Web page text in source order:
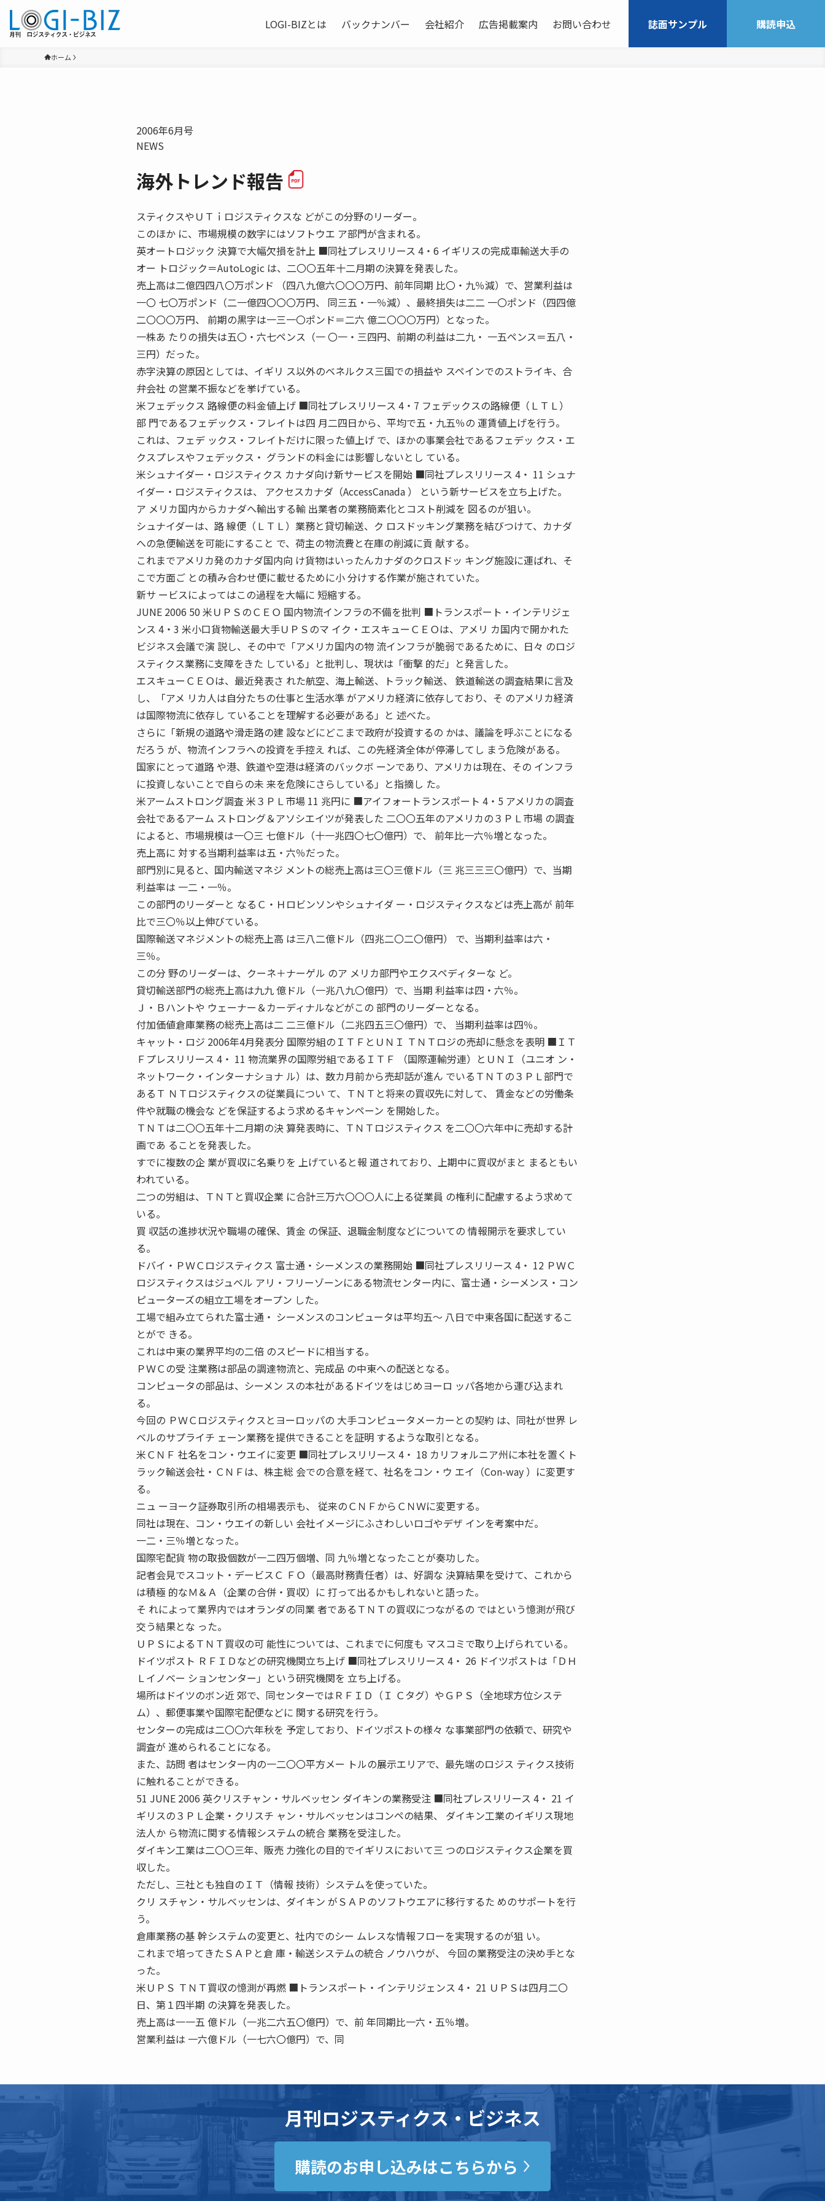
LOGI-BIZとは バックナンバー 会社紹介 広告掲載案内 お問い合わせ 誌面サンプル 購読申込
ホーム
2006年6月号
NEWS
海外トレンド報告
スティクスやＵＴｉロジスティクスな どがこの分野のリーダー。
このほか に、市場規模の数字にはソフトウエ ア部門が含まれる。
英オートロジック 決算で大幅欠損を計上 ■同社プレスリリース 4・6 イギリスの完成車輸送大手の
オー トロジック＝AutoLogic は、二〇〇五年十二月期の決算を発表した。
売上高は二億四四八〇万ポンド （四八九億六〇〇〇万円、前年同期 比〇・九％減）で、営業利益は
一〇 七〇万ポンド（二一億四〇〇〇万円、 同三五・一％減）、最終損失は二二 一〇ポンド（四四億
二〇〇〇万円、 前期の黒字は一三一〇ポンド＝二六 億二〇〇〇万円）となった。
一株あ たりの損失は五〇・六七ペンス（一 〇一・三四円、前期の利益は二九・ 一五ペンス＝五八・
三円）だった。
赤字決算の原因としては、イギリ ス以外のベネルクス三国での損益や スペインでのストライキ、合
弁会社 の営業不振などを挙げている。
米フェデックス 路線便の料金値上げ ■同社プレスリリース 4・7 フェデックスの路線便（ＬＴＬ）
部 門であるフェデックス・フレイトは四 月二四日から、平均で五・九五％の 運賃値上げを行う。
これは、フェデ ックス・フレイトだけに限った値上げ で、ほかの事業会社であるフェデッ クス・エ
クスプレスやフェデックス・ グランドの料金には影響しないとし ている。
米シュナイダー・ロジスティクス カナダ向け新サービスを開始 ■同社プレスリリース 4・ 11 シュナ
イダー・ロジスティクスは、 アクセスカナダ（AccessCanada ） という新サービスを立ち上げた。
ア メリカ国内からカナダへ輸出する輸 出業者の業務簡素化とコスト削減を 図るのが狙い。
シュナイダーは、路 線便（ＬＴＬ）業務と貸切輸送、ク ロスドッキング業務を結びつけて、カナダ
への急便輸送を可能にすること で、荷主の物流費と在庫の削減に貢 献する。
これまでアメリカ発のカナダ国内向 け貨物はいったんカナダのクロスドッ キング施設に運ばれ、そ
こで方面ご との積み合わせ便に載せるために小 分けする作業が施されていた。
新サ ービスによってはこの過程を大幅に 短縮する。
JUNE 2006 50 米ＵＰＳのＣＥＯ 国内物流インフラの不備を批判 ■トランスポート・インテリジェ
ンス 4・3 米小口貨物輸送最大手ＵＰＳのマ イク・エスキューＣＥＯは、アメリ カ国内で開かれた
ビジネス会議で演 説し、その中で「アメリカ国内の物 流インフラが脆弱であるために、日々 のロジ
スティクス業務に支障をきた している」と批判し、現状は「衝撃 的だ」と発言した。
エスキューＣＥＯは、最近発表さ れた航空、海上輸送、トラック輸送、 鉄道輸送の調査結果に言及
し、「アメ リカ人は自分たちの仕事と生活水準 がアメリカ経済に依存しており、そ のアメリカ経済
は国際物流に依存し ていることを理解する必要がある」と 述べた。
さらに「新規の道路や滑走路の建 設などにどこまで政府が投資するの かは、議論を呼ぶことになる
だろう が、物流インフラへの投資を手控え れば、この先経済全体が停滞してし まう危険がある。
国家にとって道路 や港、鉄道や空港は経済のバックボ ーンであり、アメリカは現在、その インフラ
に投資しないことで自らの未 来を危険にさらしている」と指摘し た。
米アームストロング調査 米３ＰＬ市場 11 兆円に ■アイフォートランスポート 4・5 アメリカの調査
会社であるアーム ストロング＆アソシエイツが発表した 二〇〇五年のアメリカの３ＰＬ市場 の調査
によると、市場規模は一〇三 七億ドル（十一兆四〇七〇億円）で、 前年比一六％増となった。
売上高に 対する当期利益率は五・六％だった。
部門別に見ると、国内輸送マネジ メントの総売上高は三〇三億ドル（三 兆三三三〇億円）で、当期
利益率は 一二・一％。
この部門のリーダーと なるＣ・Ｈロビンソンやシュナイダ ー・ロジスティクスなどは売上高が 前年
比で三〇％以上伸びている。
国際輸送マネジメントの総売上高 は三八二億ドル（四兆二〇二〇億円） で、当期利益率は六・
三％。
この分 野のリーダーは、クーネ＋ナーゲル のア メリカ部門やエクスペディターな ど。
貸切輸送部門の総売上高は九九 億ドル（一兆八九〇億円）で、当期 利益率は四・六％。
Ｊ・Ｂハントや ウェーナー＆カーディナルなどがこの 部門のリーダーとなる。
付加価値倉庫業務の総売上高は二 二三億ドル（二兆四五三〇億円）で、 当期利益率は四％。
キャット・ロジ 2006年4月発表分 国際労組のＩＴＦとＵＮＩ ＴＮＴロジの売却に懸念を表明 ■ＩＴ
Ｆプレスリリース 4・ 11 物流業界の国際労組であるＩＴＦ （国際運輸労連）とＵＮＩ（ユニオ ン・
ネットワーク・インターナショナ ル）は、数カ月前から売却話が進ん でいるＴＮＴの３ＰＬ部門で
あるＴ ＮＴロジスティクスの従業員につい て、ＴＮＴと将来の買収先に対して、 賃金などの労働条
件や就職の機会な どを保証するよう求めるキャンペーン を開始した。
ＴＮＴは二〇〇五年十二月期の決 算発表時に、ＴＮＴロジスティクス を二〇〇六年中に売却する計
画であ ることを発表した。
すでに複数の企 業が買収に名乗りを 上げていると報 道されており、上期中に買収がまと まるともい
われている。
二つの労組は、ＴＮＴと買収企業 に合計三万六〇〇〇人に上る従業員 の権利に配慮するよう求めて
いる。
買 収話の進捗状況や職場の確保、賃金 の保証、退職金制度などについての 情報開示を要求してい
る。
ドバイ・ＰＷＣロジスティクス 富士通・シーメンスの業務開始 ■同社プレスリリース 4・ 12 ＰＷＣ
ロジスティクスはジュベル アリ・フリーゾーンにある物流センター内に、富士通・シーメンス・コン
ピューターズの組立工場をオープン した。
工場で組み立てられた富士通・ シーメンスのコンピュータは平均五〜 八日で中東各国に配送するこ
とがで きる。
これは中東の業界平均の二倍 のスピードに相当する。
ＰＷＣの受 注業務は部品の調達物流と、完成品 の中東への配送となる。
コンピュータの部品は、シーメン スの本社があるドイツをはじめヨーロ ッパ各地から運び込まれ
る。
今回の ＰＷＣロジスティクスとヨーロッパの 大手コンピュータメーカーとの契約 は、同社が世界 レ
ベルのサプライチ ェーン業務を提供できることを証明 するような取引となる。
米ＣＮＦ 社名をコン・ウエイに変更 ■同社プレスリリース 4・ 18 カリフォルニア州に本社を置くト
ラック輸送会社・ＣＮＦは、株主総 会での合意を経て、社名をコン・ウ エイ（Con-way ）に変更す
る。
ニュ ーヨーク証券取引所の相場表示も、 従来のＣＮＦからＣＮＷに変更する。
同社は現在、コン・ウエイの新しい 会社イメージにふさわしいロゴやデザ インを考案中だ。
一二・三％増となった。
国際宅配貨 物の取扱個数が一二四万個増、同 九％増となったことが奏功した。
記者会見でスコット・デービスＣ ＦＯ（最高財務責任者）は、好調な 決算結果を受けて、これから
は積極 的なＭ＆Ａ（企業の合併・買収）に 打って出るかもしれないと語った。
そ れによって業界内ではオランダの同業 者であるＴＮＴの買収につながるの ではという憶測が飛び
交う結果とな った。
ＵＰＳによるＴＮＴ買収の可 能性については、これまでに何度も マスコミで取り上げられている。
ドイツポスト ＲＦＩＤなどの研究機関立ち上げ ■同社プレスリリース 4・ 26 ドイツポストは「ＤＨ
Ｌイノベー ションセンター」という研究機関を 立ち上げる。
場所はドイツのボン近 郊で、同センターではＲＦＩＤ（Ｉ Ｃタグ）やＧＰＳ（全地球方位システ
ム）、郵便事業や国際宅配便などに 関する研究を行う。
センターの完成は二〇〇六年秋を 予定しており、ドイツポストの様々 な事業部門の依頼で、研究や
調査が 進められることになる。
また、訪問 者はセンター内の一二〇〇平方メー トルの展示エリアで、最先端のロジス ティクス技術
に触れることができる。
51 JUNE 2006 英クリスチャン・サルベッセン ダイキンの業務受注 ■同社プレスリリース 4・ 21 イ
ギリスの３ＰＬ企業・クリスチ ャン・サルベッセンはコンペの結果、 ダイキン工業のイギリス現地
法人か ら物流に関する情報システムの統合 業務を受注した。
ダイキン工業は二〇〇三年、販売 力強化の目的でイギリスにおいて三 つのロジスティクス企業を買
収した。
ただし、三社とも独自のＩＴ（情報 技術）システムを使っていた。
クリ スチャン・サルベッセンは、ダイキン がＳＡＰのソフトウエアに移行するた めのサポートを行
う。
倉庫業務の基 幹システムの変更と、社内でのシー ムレスな情報フローを実現するのが狙 い。
これまで培ってきたＳＡＰと倉 庫・輸送システムの統合 ノウハウが、 今回の業務受注の決め手とな
った。
米ＵＰＳ ＴＮＴ買収の憶測が再燃 ■トランスポート・インテリジェンス 4・ 21 ＵＰＳは四月二〇
日、第１四半期 の決算を発表した。
売上高は一一五 億ドル（一兆二六五〇億円）で、前 年同期比一六・五％増。
営業利益は 一六億ドル（一七六〇億円）で、同
月刊ロジスティクス・ビジネス
購読のお申し込みはこちらから